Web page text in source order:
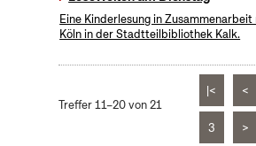
Eine Kinderlesung in
Köln in der Stadtteilbibliothek Kalk.
Treffer 11–20 von 21
|< <
3 >